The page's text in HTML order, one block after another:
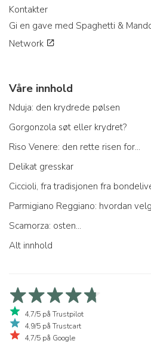
Kontakter
Gi en gave med Spaghetti &
Network
Våre innhold
Nduja: den krydrede pølsen
Gorgonzola søt eller krydret?
Riso Venere: den rette risen for...
Delikat gresskar
Ciccioli, fra tradisjonen fra
Parmigiano Reggiano: hvordan
Scamorza: osten...
Alt innhold
4,7/5 på Trustpilot
4,9/5 på Trustcart
4,7/5 på Google